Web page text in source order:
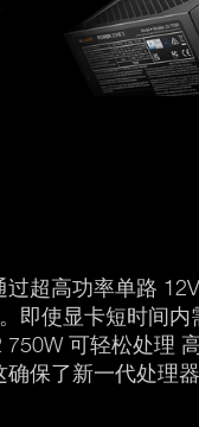
过超高功率单路
即使显卡短时间内
750W 可轻松处理
确保了新一代处理